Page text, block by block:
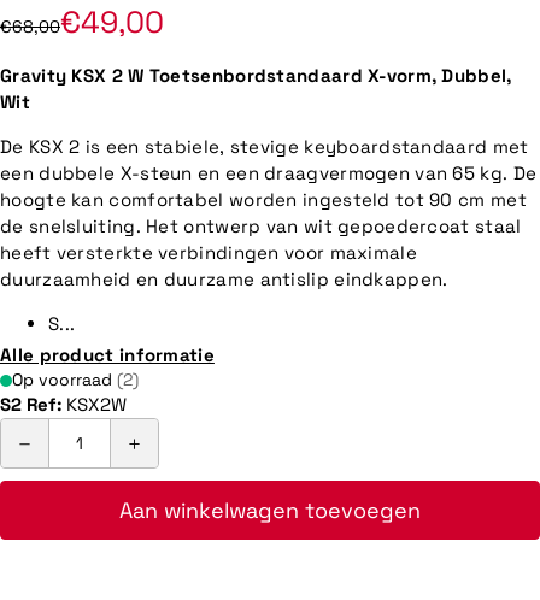
€68,00€49,00
Gravity KSX 2 W Toetsenbordstandaard X-vorm, Dubbel,
Wit
De KSX 2 is een stabiele, stevige keyboardstandaard met
een dubbele X-steun en een draagvermogen van 65 kg. De
hoogte kan comfortabel worden ingesteld tot 90 cm met
de snelsluiting. Het ontwerp van wit gepoedercoat staal
heeft versterkte verbindingen voor maximale
duurzaamheid en duurzame antislip eindkappen.
S...
Alle product informatie
Op voorraad (2)
S2 Ref: KSX2W
Aan winkelwagen toevoegen